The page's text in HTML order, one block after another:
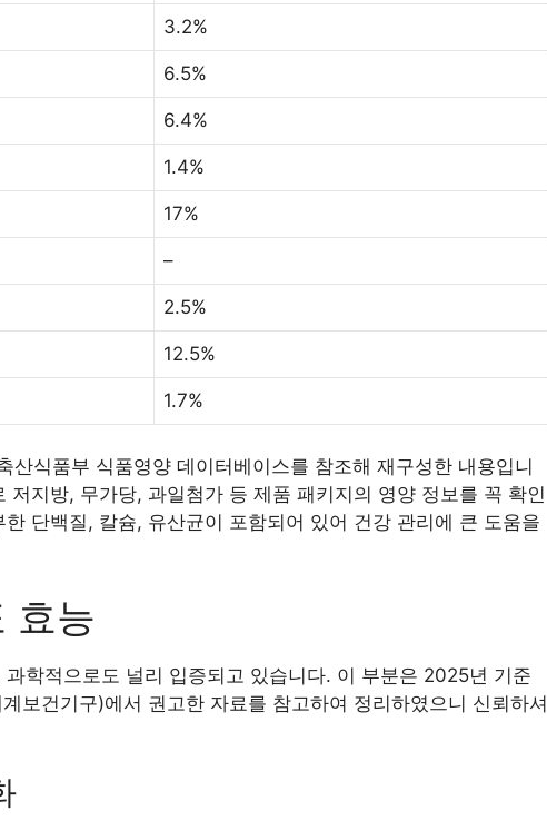
3.2%
6.5%
6.4%
1.4%
17%
–
2.5%
12.5%
1.7%
식품부 식품영양 데이터베이스를 참조해 재구성한 내용입니
지방, 무가당, 과일첨가 등 제품 패키지의 영양 정보를 꼭 확인
단백질, 칼슘, 유산균이 포함되어 있어 건강 관리에 큰 도움을
효능
학적으로도 널리 입증되고 있습니다. 이 부분은 2025년 기준
보건기구)에서 권고한 자료를 참고하여 정리하였으니 신뢰하셔